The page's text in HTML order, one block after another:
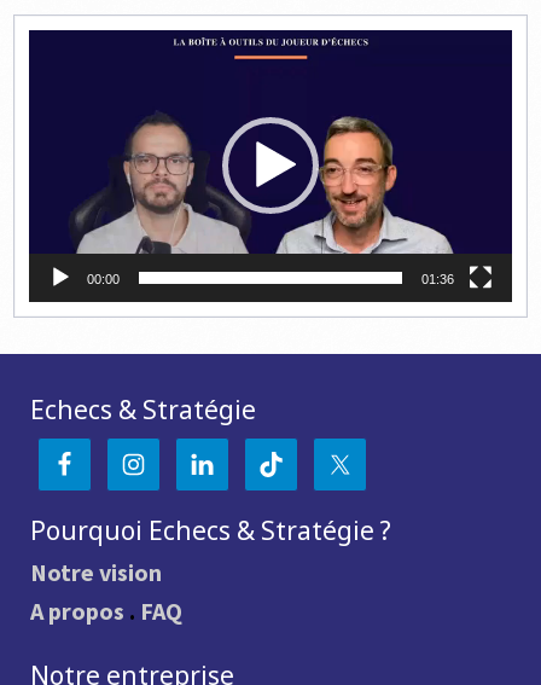
00:00 01:36
Echecs & Stratégie
Pourquoi Echecs & Stratégie ?
Notre vision
A propos . FAQ
Notre entreprise